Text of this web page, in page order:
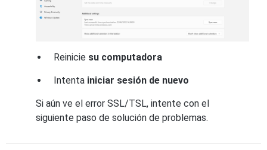
Reinicie su computadora
Intenta iniciar sesión de nuevo
Si aún ve el error SSL/TSL, intente con el
siguiente paso de solución de problemas.